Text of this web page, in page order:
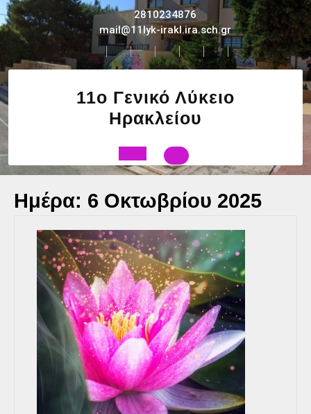
Skip
to
content
2810234876
mail@11lyk-irakl.ira.sch.gr
11ο Γενικό Λύκειο
Ηρακλείου
Open
Button
Ημέρα: 6 Οκτωβρίου 2025